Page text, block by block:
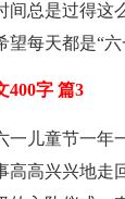
间总是过得这
望每天都是“六
400字 篇3
一儿童节一年
高高兴兴地走